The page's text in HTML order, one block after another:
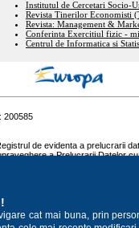
Institutul de Cercetari Socio-
Revista Tinerilor Economisti
Revista: Management &
Conferinta Exercitiul fizic -
Centrul de Informatica si
200585
de evidenta a prelucrarii
a Prelucrarii Datelor
cat mai buna, prin